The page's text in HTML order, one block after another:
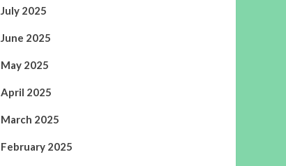
July 2025
June 2025
May 2025
April 2025
March 2025
February 2025